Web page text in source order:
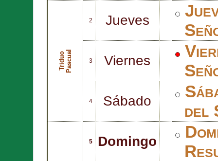
T
r
i
d
u
o
P
a
s
c
u
a l
2 Jueves
3 Viernes
4 Sábado
del
5 Domingo